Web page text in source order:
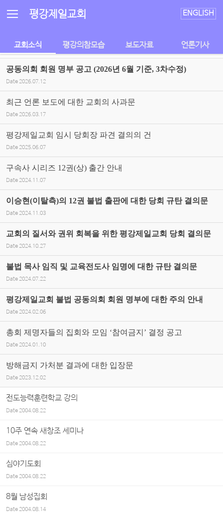
평강제일교회 ENGLISH
교회소식 평강의참모습 보도자료 언론기사
공동의회 회원 명부 공고 (2026년 6월 기준, 3차수정)
Date 2026.07.12
최근 언론 보도에 대한 교회의 사과문
Date 2026.03.17
평강제일교회 임시 당회장 파견 결의의 건
Date 2025.06.07
구속사 시리즈 12권(상) 출간 안내
Date 2024.11.07
이승현(이탈측)의 12권 불법 출판에 대한 당회 규탄 결의문
Date 2024.11.03
교회의 질서와 권위 회복을 위한 평강제일교회 당회 결의문
Date 2024.10.27
불법 목사 임직 및 교육전도사 임명에 대한 규탄 결의문
Date 2024.07.22
평강제일교회 불법 공동의회 회원 명부에 대한 주의 안내
Date 2024.02.06
총회 제명자들의 집회와 모임 ‘참여금지’ 결정 공고
Date 2024.01.10
방해금지 가처분 결과에 대한 입장문
Date 2023.12.02
전도능력훈련학교 강의
Date2004.08.22
10주 연속 새창조 세미나
Date2004.08.22
심야기도회
Date2004.08.22
8월 남성집회
Date2004.08.14